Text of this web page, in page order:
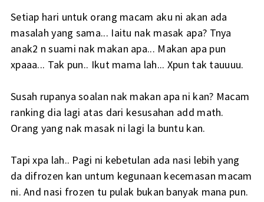
Setiap hari untuk orang macam aku ni akan ada
masalah yang sama... Iaitu nak masak apa? Tnya
anak2 n suami nak makan apa... Makan apa pun
xpaaa... Tak pun.. Ikut mama lah... Xpun tak tauuuu.
Susah rupanya soalan nak makan apa ni kan? Macam
ranking dia lagi atas dari kesusahan add math.
Orang yang nak masak ni lagi la buntu kan.
Tapi xpa lah.. Pagi ni kebetulan ada nasi lebih yang
da difrozen kan untum kegunaan kecemasan macam
ni. And nasi frozen tu pulak bukan banyak mana pun.